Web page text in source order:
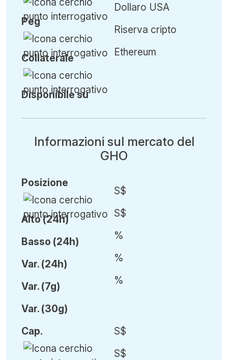
Peg
Collaterale
Disponibile su
Dollaro USA
Riserva cripto
Ethereum
Informazioni sul mercato del
GHO
Posizione
Alto (24h)
Basso (24h)
Var. (24h)
Var. (7g)
Var. (30g)
S$
S$
%
%
%
Cap.
S$
S$